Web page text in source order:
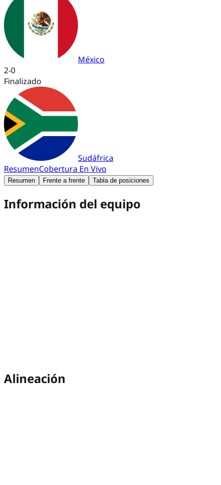
México
2-0
Finalizado
Sudáfrica
ResumenCobertura En Vivo
Resumen Frente a frente Tabla de posiciones
Información del equipo
Alineación